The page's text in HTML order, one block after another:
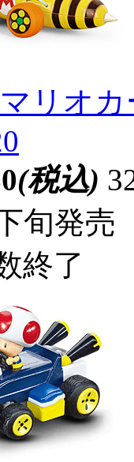
マリオ
(税込)
旬発売
終了